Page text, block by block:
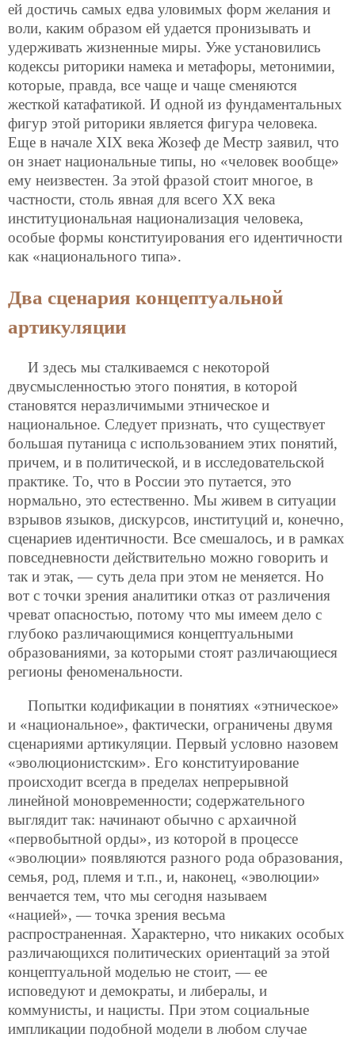
ей достичь самых едва уловимых форм желания и
воли, каким образом ей удается пронизывать и
удерживать жизненные миры. Уже установились
кодексы риторики намека и метафоры, метонимии,
которые, правда, все чаще и чаще сменяются
жесткой катафатикой. И одной из фундаментальных
фигур этой риторики является фигура человека.
Еще в начале XIX века Жозеф де Местр заявил, что
он знает национальные типы, но «человек вообще»
ему неизвестен. За этой фразой стоит многое, в
частности, столь явная для всего ХХ века
институциональная национализация человека,
особые формы конституирования его идентичности
как «национального типа».
Два сценария концептуальной
артикуляции
И здесь мы сталкиваемся с некоторой
двусмысленностью этого понятия, в которой
становятся неразличимыми этническое и
национальное. Следует признать, что существует
большая путаница с использованием этих понятий,
причем, и в политической, и в исследовательской
практике. То, что в России это путается, это
нормально, это естественно. Мы живем в ситуации
взрывов языков, дискурсов, институций и, конечно,
сценариев идентичности. Все смешалось, и в рамках
повседневности действительно можно говорить и
так и этак, — суть дела при этом не меняется. Но
вот с точки зрения аналитики отказ от различения
чреват опасностью, потому что мы имеем дело с
глубоко различающимися концептуальными
образованиями, за которыми стоят различающиеся
регионы феноменальности.
Попытки кодификации в понятиях «этническое»
и «национальное», фактически, ограничены двумя
сценариями артикуляции. Первый условно назовем
«эволюционистским». Его конституирование
происходит всегда в пределах непрерывной
линейной моновременности; содержательного
выглядит так: начинают обычно с архаичной
«первобытной орды», из которой в процессе
«эволюции» появляются разного рода образования,
семья, род, племя и т.п., и, наконец, «эволюции»
венчается тем, что мы сегодня называем
«нацией», — точка зрения весьма
распространенная. Характерно, что никаких особых
различающихся политических ориентаций за этой
концептуальной моделью не стоит, — ее
исповедуют и демократы, и либералы, и
коммунисты, и нацисты. При этом социальные
импликации подобной модели в любом случае